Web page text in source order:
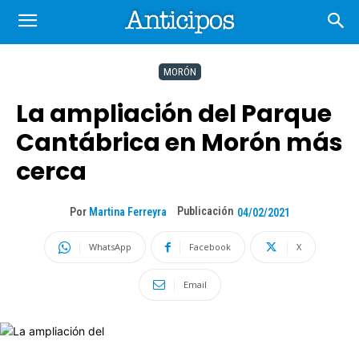
MORÓN
La ampliación del Parque
Cantábrica en Morón más
cerca
Por Martina Ferreyra Publicación 04/02/2021
WhatsApp Facebook X
Email